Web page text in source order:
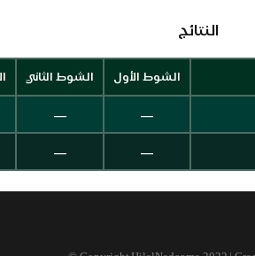
النتائج
الشوط الأول الشوط الثاني
—
—
—
—